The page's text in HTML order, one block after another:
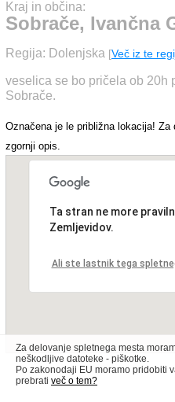
Kraj in občina:
Sobrače, Ivančna
Regija: Dolenjska [Več iz te
veselica se bo pričela ob 20h
Sobrače.
Označena je le približna lokacija!
zgornji opis.
Ta stran ne more
Zemljevidov.
Ali ste lastnik tega
Za delovanje spletnega mesta
neškodljive datoteke - piškotke.
Po zakonodaji EU moramo pridobiti
prebrati več o tem?